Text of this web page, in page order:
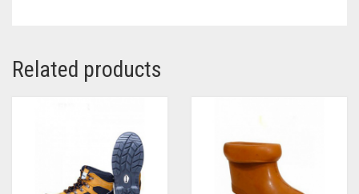
Related products